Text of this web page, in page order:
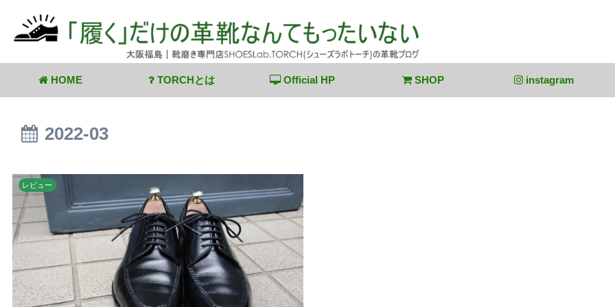
HOME TORCHとは Official HP SHOP instagram
2022-03
レビュー